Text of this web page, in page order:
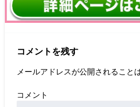
コメントを残す
メールアドレスが公開されること
コメント